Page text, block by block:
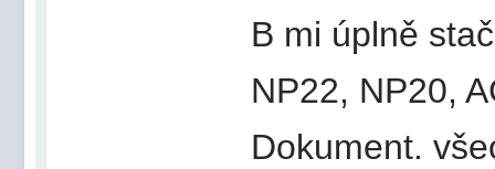
B mi úplně
NP22, NP20,
Dokument.